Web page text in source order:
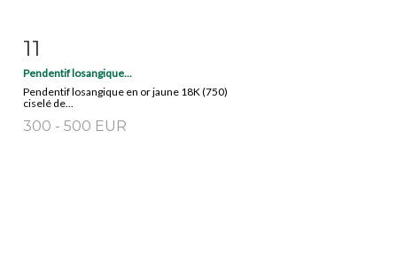
11
Pendentif losangique...
Pendentif losangique en or jaune 18K (750)
ciselé de...
300 - 500 EUR